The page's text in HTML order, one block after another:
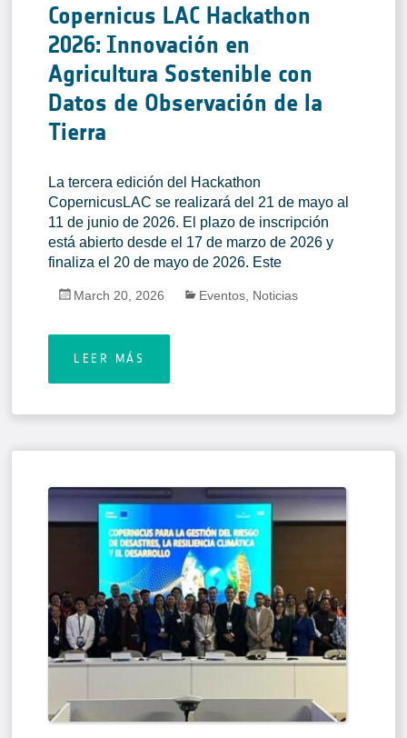
Copernicus LAC Hackathon
2026: Innovación en
Agricultura Sostenible con
Datos de Observación de la
Tierra
La tercera edición del Hackathon
CopernicusLAC se realizará del 21 de mayo al
11 de junio de 2026. El plazo de inscripción
está abierto desde el 17 de marzo de 2026 y
finaliza el 20 de mayo de 2026. Este
March 20, 2026 Eventos Noticias
LEER MÁS